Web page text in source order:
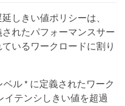
しきい値ポリシーは、
れたパフォーマンスサー
いるワークロードに割り
ル * に定義されたワーク
イテンシしきい値を超過